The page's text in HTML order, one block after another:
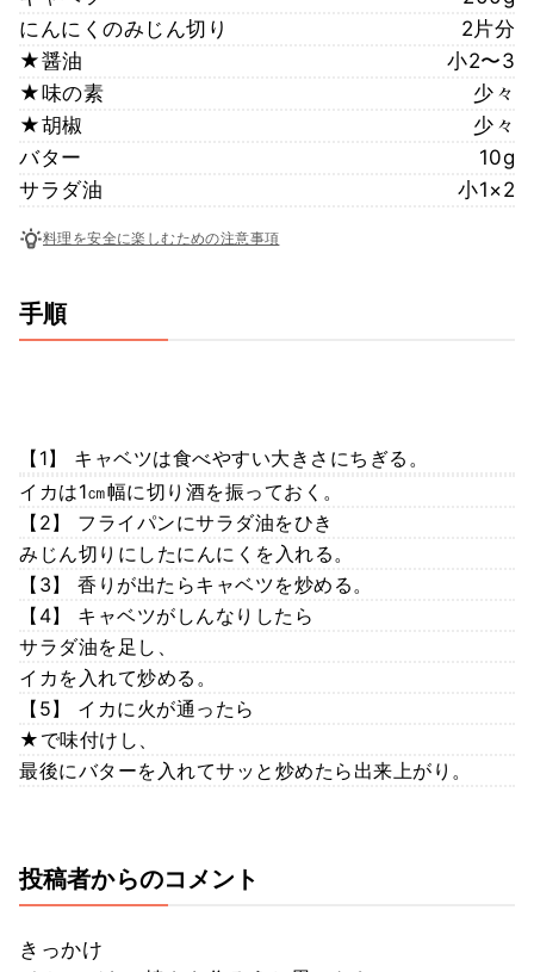
にんにくのみじん切り
2片分
★醤油
小2〜3
★味の素
少々
★胡椒
少々
バター
10g
サラダ油
小1×2
料理を安全に楽しむための注意事項
手順
【1】 キャベツは食べやすい大きさにちぎる。
イカは1㎝幅に切り酒を振っておく。
【2】 フライパンにサラダ油をひき
みじん切りにしたにんにくを入れる。
【3】 香りが出たらキャベツを炒める。
【4】 キャベツがしんなりしたら
サラダ油を足し、
イカを入れて炒める。
【5】 イカに火が通ったら
★で味付けし、
最後にバターを入れてサッと炒めたら出来上がり。
投稿者からのコメント
きっかけ